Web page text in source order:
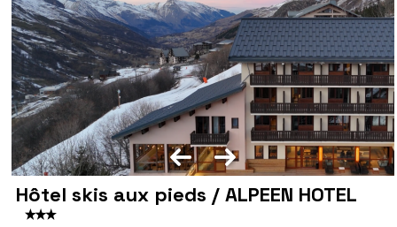
Hôtel skis aux pieds / ALPEEN HOTEL